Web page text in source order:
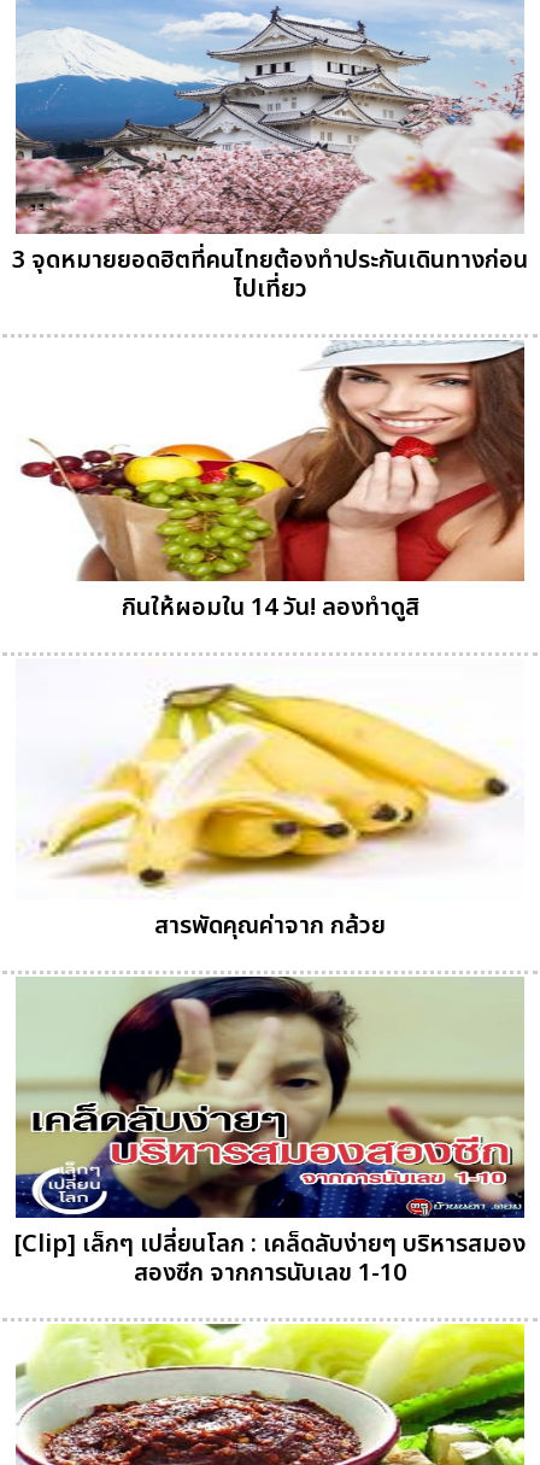
3 จุดหมายยอดฮิตที่คนไทยต้องทำประกันเดินทางก่อน
ไปเที่ยว
กินให้ผอมใน 14 วัน! ลองทำดูสิ
สารพัดคุณค่าจาก กล้วย
[Clip] เล็กๆ เปลี่ยนโลก : เคล็ดลับง่ายๆ บริหารสมอง
สองซีก จากการนับเลข 1-10